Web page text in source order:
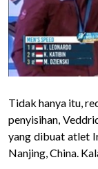
Tidak hanya itu,
penyisihan,
yang dibuat atlet
Nanjing, China.